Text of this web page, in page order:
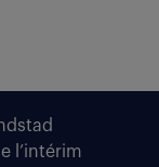
l’intérim